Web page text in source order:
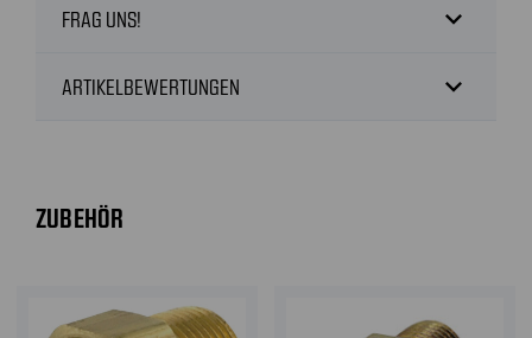
FRAG UNS! expand_more
ARTIKELBEWERTUNGEN expand_more
ZUBEHÖR